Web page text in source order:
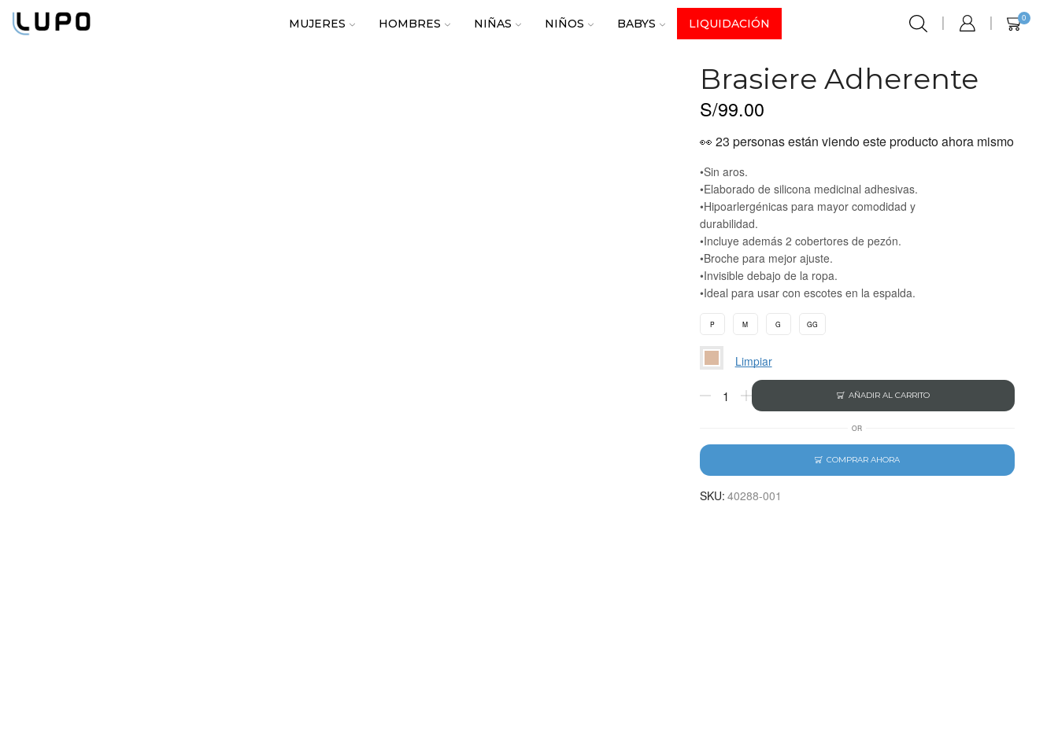
MUJERES HOMBRES NIÑAS NIÑOS BABYS LIQUIDACIÓN 0
Brasiere Adherente
S/99.00
👀 23 personas están viendo este producto ahora mismo
•Sin aros.
•Elaborado de silicona medicinal adhesivas.
•Hipoarlergénicas para mayor comodidad y
durabilidad.
•Incluye además 2 cobertores de pezón.
•Broche para mejor ajuste.
•Invisible debajo de la ropa.
•Ideal para usar con escotes en la espalda.
P M G GG
Limpiar
AÑADIR AL CARRITO
OR
COMPRAR AHORA
SKU: 40288-001